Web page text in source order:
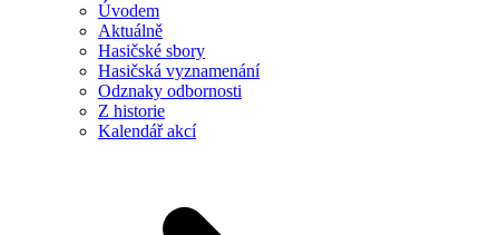
Úvodem
Aktuálně
Hasičské sbory
Hasičská vyznamenání
Odznaky odbornosti
Z historie
Kalendář akcí